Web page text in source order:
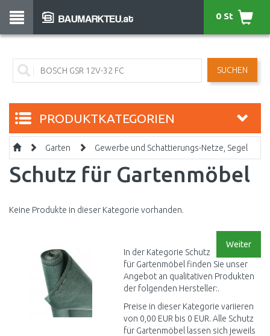
SUCHEN
0 St
PRODUKTKATEGORIEN
Garten Gewerbe und Schattierungs-Netze, Segel
Schutz für Gartenmöbel
Keine Produkte in dieser Kategorie vorhanden.
Weiter
In der Kategorie Schutz
für Gartenmöbel finden Sie unser
Angebot an qualitativen Produkten
der folgenden Hersteller:.
Preise in dieser Kategorie variieren
von 0,00 EUR bis 0 EUR. Alle Schutz
für Gartenmöbel lassen sich jeweils